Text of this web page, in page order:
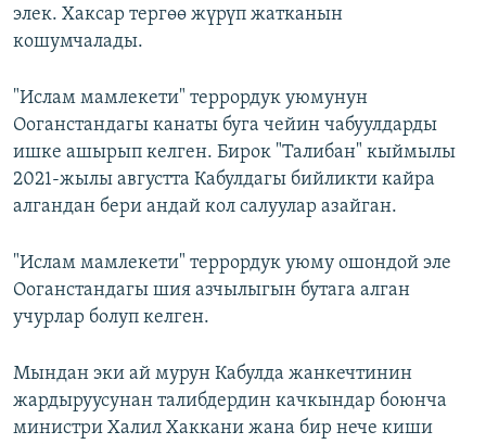
элек. Хаксар тергөө жүрүп жатканын
кошумчалады.
"Ислам мамлекети" террордук уюмунун
Ооганстандагы канаты буга чейин чабуулдарды
ишке ашырып келген. Бирок "Талибан" кыймылы
2021-жылы августта Кабулдагы бийликти кайра
алгандан бери андай кол салуулар азайган.
"Ислам мамлекети" террордук уюму ошондой эле
Ооганстандагы шия азчылыгын бутага алган
учурлар болуп келген.
Мындан эки ай мурун Кабулда жанкечтинин
жардыруусунан талибдердин качкындар боюнча
министри Халил Хаккани жана бир нече киши